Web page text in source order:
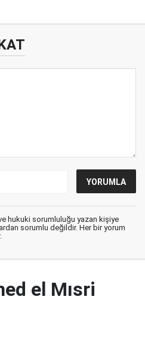
hukuki sorumluluğu yazan kişiye
sorumlu değildir. Her bir yorum
el Mısri